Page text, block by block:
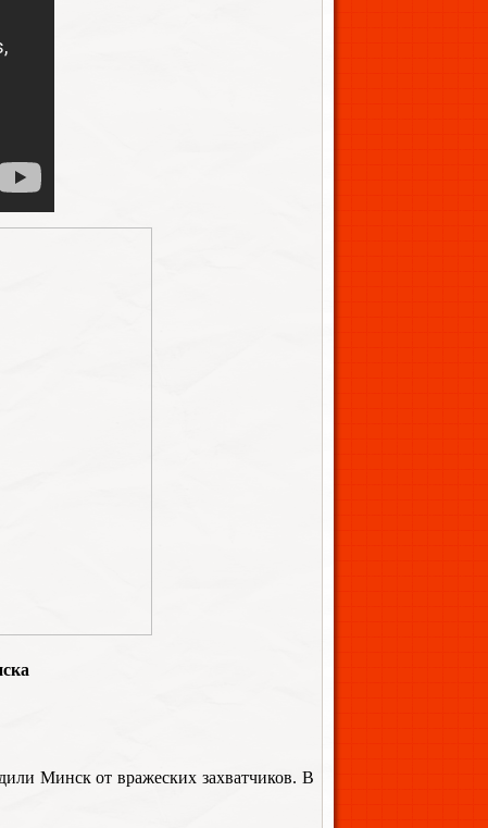
Минск от вражеских захватчиков. В